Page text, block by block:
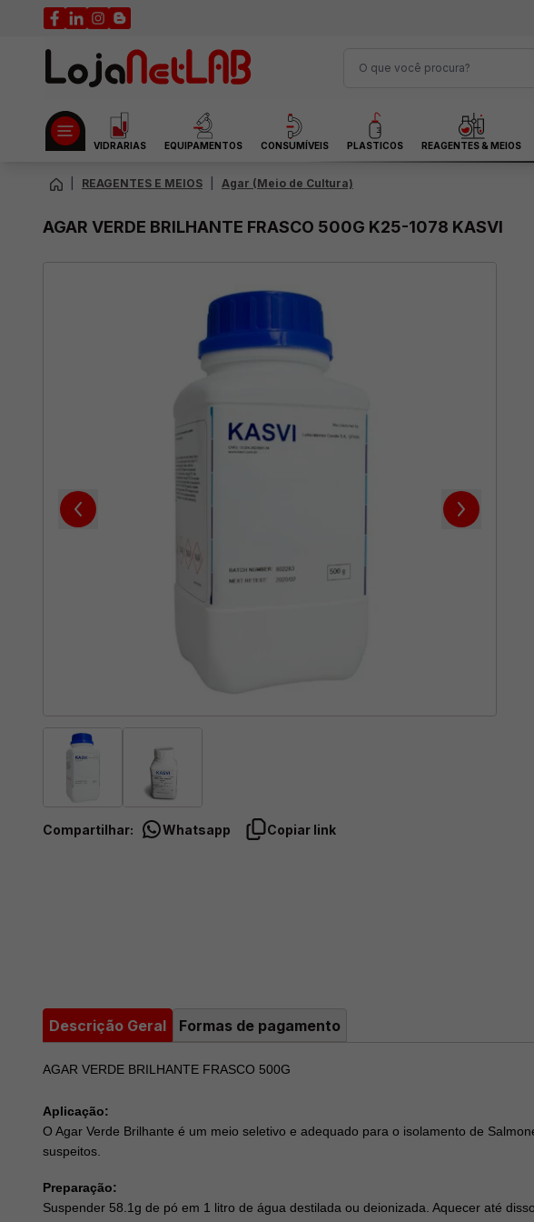
VIDRARIAS EQUIPAMENTOS CONSUMÍVEIS PLASTICOS REAGENTES & MEIOS
REAGENTES E MEIOS Agar (Meio de Cultura)
AGAR VERDE BRILHANTE FRASCO 500G K25-1078 KASVI
Compartilhar: Whatsapp Copiar link
Descrição Geral Formas de pagamento
AGAR VERDE BRILHANTE FRASCO 500G
Aplicação:
O Agar Verde Brilhante é um meio seletivo e adequado para o isolamento de
suspeitos.
Preparação:
Suspender 58.1g de pó em 1 litro de água destilada ou deionizada. Aquecer até